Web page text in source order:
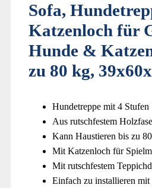
Sofa,
Katzenloch für
Hunde &
zu 80 kg,
Hundetreppe mit 4 Stufen
Aus rutschfestem
Kann Haustieren bis zu
Mit Katzenloch für
Mit rutschfestem
Einfach zu installieren